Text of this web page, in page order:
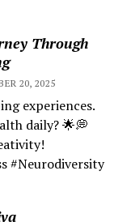
Through
20, 2025
experiences.
daily? 🌟💭
#Neurodiversity